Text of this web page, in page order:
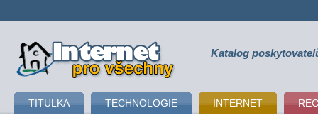
připojení k internetu Katalog
TITULKA TECHNOLOGIE INTERNET